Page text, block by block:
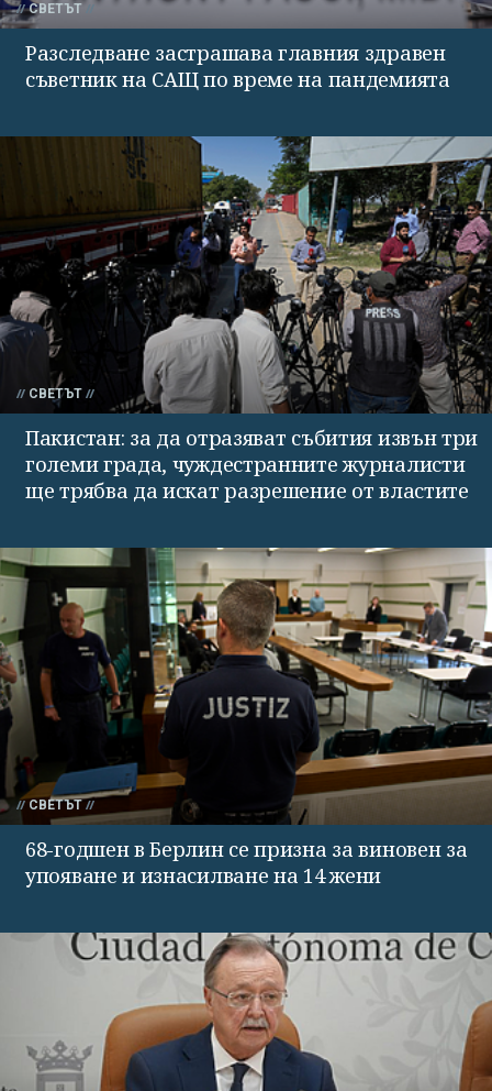
СВЕТЪТ
Разследване застрашава главния здравен
съветник на САЩ по време на пандемията
СВЕТЪТ
Пакистан: за да отразяват събития извън три
големи града, чуждестранните журналисти
ще трябва да искат разрешение от властите
СВЕТЪТ
68-годшен в Берлин се призна за виновен за
упояване и изнасилване на 14 жени